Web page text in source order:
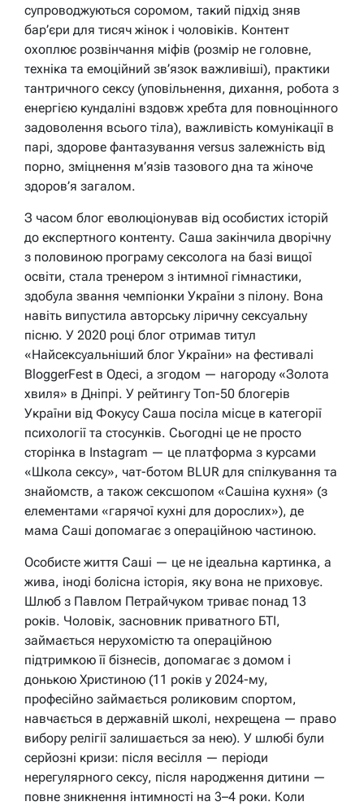
супроводжуються соромом, такий підхід зняв
бар’єри для тисяч жінок і чоловіків. Контент
охоплює розвінчання міфів (розмір не головне,
техніка та емоційний зв’язок важливіші), практики
тантричного сексу (уповільнення, дихання, робота з
енергією кундаліні вздовж хребта для повноцінного
задоволення всього тіла), важливість комунікації в
парі, здорове фантазування versus залежність від
порно, зміцнення м’язів тазового дна та жіноче
здоров’я загалом.
З часом блог еволюціонував від особистих історій
до експертного контенту. Саша закінчила дворічну
з половиною програму сексолога на базі вищої
освіти, стала тренером з інтимної гімнастики,
здобула звання чемпіонки України з пілону. Вона
навіть випустила авторську ліричну сексуальну
пісню. У 2020 році блог отримав титул
«Найсексуальніший блог України» на фестивалі
BloggerFest в Одесі, а згодом — нагороду «Золота
хвиля» в Дніпрі. У рейтингу Топ-50 блогерів
України від Фокусу Саша посіла місце в категорії
психології та стосунків. Сьогодні це не просто
сторінка в Instagram — це платформа з курсами
«Школа сексу», чат-ботом BLUR для спілкування та
знайомств, а також сексшопом «Сашіна кухня» (з
елементами «гарячої кухні для дорослих»), де
мама Саші допомагає з операційною частиною.
Особисте життя Саші — це не ідеальна картинка, а
жива, іноді болісна історія, яку вона не приховує.
Шлюб з Павлом Петрайчуком триває понад 13
років. Чоловік, засновник приватного БТІ,
займається нерухомістю та операційною
підтримкою її бізнесів, допомагає з домом і
донькою Христиною (11 років у 2024-му,
професійно займається роликовим спортом,
навчається в державній школі, нехрещена — право
вибору релігії залишається за нею). У шлюбі були
серйозні кризи: після весілля — періоди
нерегулярного сексу, після народження дитини —
повне зникнення інтимності на 3–4 роки. Коли